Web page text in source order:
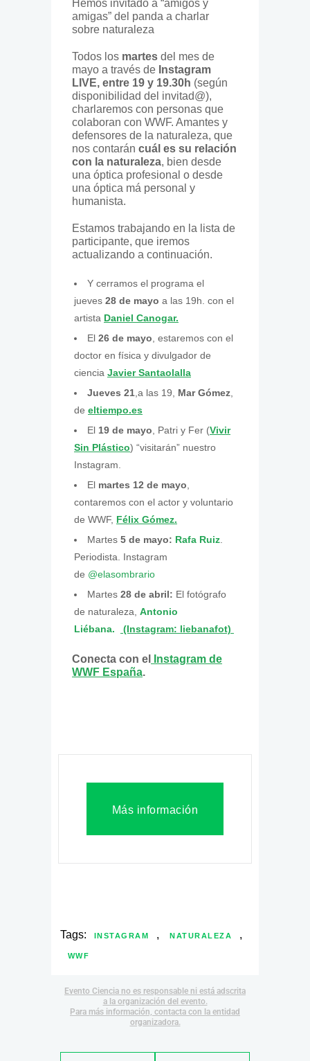
Hemos invitado a “amigos y
amigas” del panda a charlar
sobre naturaleza
Todos los martes del mes de
mayo a través de Instagram
LIVE, entre 19 y 19.30h (según
disponibilidad del invitad@),
charlaremos con personas que
colaboran con WWF. Amantes y
defensores de la naturaleza, que
nos contarán cuál es su relación
con la naturaleza, bien desde
una óptica profesional o desde
una óptica má personal y
humanista.
Estamos trabajando en la lista de
participante, que iremos
actualizando a continuación.
Y cerramos el programa el
jueves 28 de mayo a las 19h. con el
artista Daniel Canogar.
El 26 de mayo, estaremos con el
doctor en física y divulgador de
ciencia Javier Santaolalla
Jueves 21,a las 19, Mar Gómez,
de eltiempo.es
El 19 de mayo, Patri y Fer (Vivir
Sin Plástico) “visitarán” nuestro
Instagram.
El martes 12 de mayo,
contaremos con el actor y voluntario
de WWF, Félix Gómez.
Martes 5 de mayo: Rafa Ruiz.
Periodista. Instagram
de @elasombrario
Martes 28 de abril: El fotógrafo
de naturaleza, Antonio
Liébana.
(Instagram: liebanafot)
Conecta con el
Instagram de
WWF España.
Más información
Tags: INSTAGRAM , NATURALEZA ,
WWF
Evento Ciencia no es responsable ni está adscrita
a la organización del evento.
Para más información, contacta con la entidad
organizadora.